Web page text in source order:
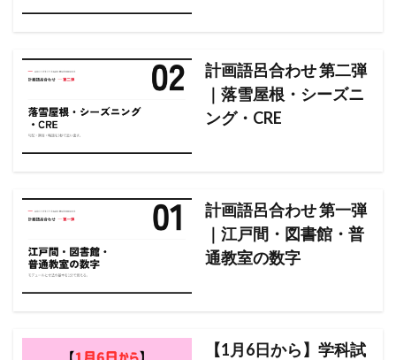
計画語呂合わせ 第二弾
｜落雪屋根・シーズニ
ング・CRE
計画語呂合わせ 第一弾
｜江戸間・図書館・普
通教室の数字
【1月6日から】学科試